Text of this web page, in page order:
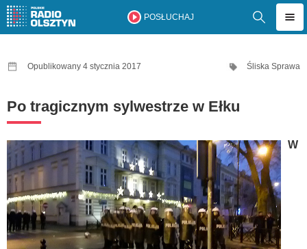
POSŁUCHAJ
Opublikowany 4 stycznia 2017 Śliska Sprawa
Po tragicznym sylwestrze w Ełku
W